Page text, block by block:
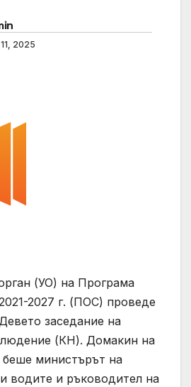
2025
(УО) на Програма
2027 г. (ПОС) проведе
заседание на
(КН). Домакин на
министърът на
водите и ръководител на